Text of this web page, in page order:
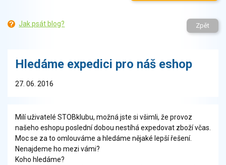
Jak psát blog? Zpět
Hledáme expedici pro náš eshop
27. 06. 2016
Milí uživatelé STOBklubu, možná jste si všimli, že provoz
našeho eshopu poslední dobou nestíhá expedovat zboží včas.
Moc se za to omlouváme a hledáme nějaké lepší řešení.
Nenajdeme ho mezi vámi?
Koho hledáme?